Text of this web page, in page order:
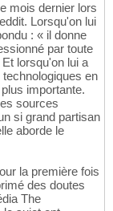
mois dernier lors
Lorsqu'on lui
: « il donne
par toute
lorsqu'on lui a
en
importante.
sources
si grand partisan
aborde le
la première fois
des doutes
The